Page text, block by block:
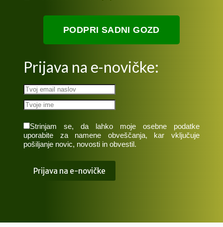
PODPRI SADNI GOZD
Prijava na e-novičke:
Strinjam se, da lahko moje osebne podatke
uporabite za namene obveščanja, kar vključuje
pošiljanje novic, novosti in obvestil.